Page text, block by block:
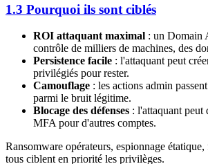
1.3 Pourquoi ils sont ciblés
ROI attaquant maximal : un Domain
contrôle de milliers de machines, des
Persistence facile : l'attaquant peut
privilégiés pour rester.
Camouflage : les actions admin
parmi le bruit légitime.
Blocage des défenses : l'attaquant peut
MFA pour d'autres comptes.
Ransomware opérateurs, espionnage
tous ciblent en priorité les privilèges.